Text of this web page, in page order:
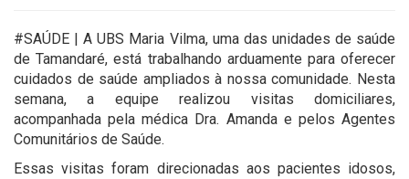
#SAÚDE | A UBS Maria Vilma, uma das unidades de saúde
de Tamandaré, está trabalhando arduamente para oferecer
cuidados de saúde ampliados à nossa comunidade. Nesta
semana, a equipe realizou visitas domiciliares,
acompanhada pela médica Dra. Amanda e pelos Agentes
Comunitários de Saúde.
Essas visitas foram direcionadas aos pacientes idosos,